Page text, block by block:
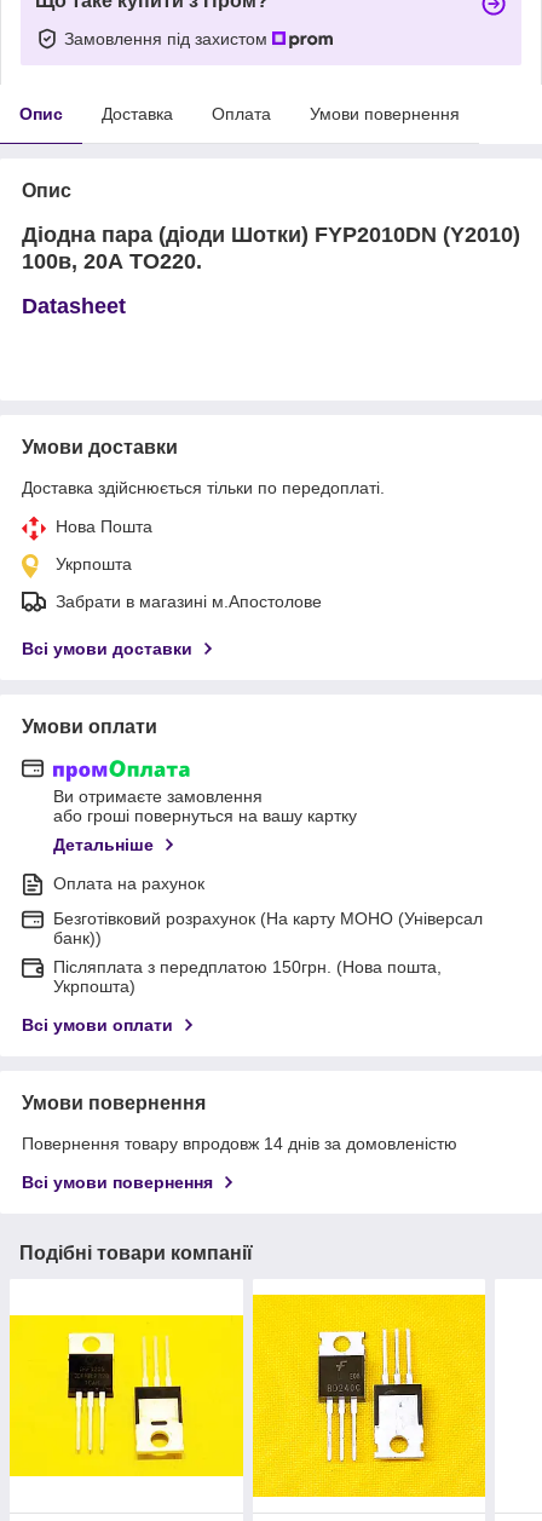
Замовлення під захистом
Опис Доставка Оплата Умови повернення
Опис
Діодна пара (діоди Шотки) FYP2010DN (Y2010)
100в, 20А TO220.
Datasheet
Умови доставки
Доставка здійснюється тільки по передоплаті.
Нова Пошта
Укрпошта
Забрати в магазині м.Апостолове
Всі умови доставки
Умови оплати
Ви отримаєте замовлення
або гроші повернуться на вашу картку
Детальніше
Оплата на рахунок
Безготівковий розрахунок (На карту МОНО (Універсал
банк))
Післяплата з передплатою 150грн. (Нова пошта,
Укрпошта)
Всі умови оплати
Умови повернення
Повернення товару впродовж 14 днів за домовленістю
Всі умови повернення
Подібні товари компанії